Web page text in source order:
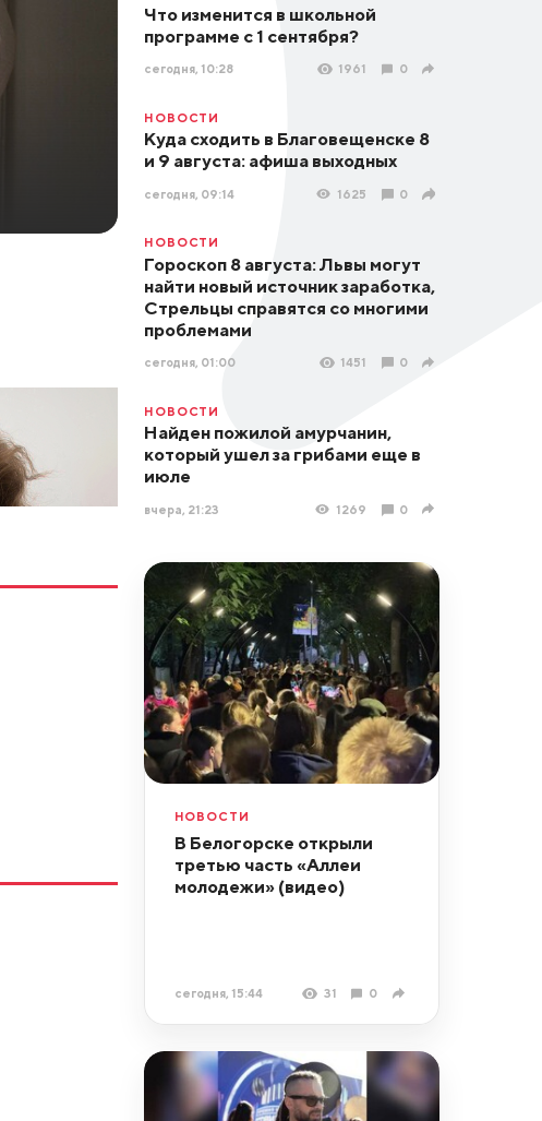
Что изменится в школьной
программе с 1 сентября?
сегодня, 10:28 1961 0
НОВОСТИ
Куда сходить в Благовещенске 8
и 9 августа: афиша выходных
сегодня, 09:14 1625 0
НОВОСТИ
Гороскоп 8 августа: Львы могут
найти новый источник заработка,
Стрельцы справятся со многими
проблемами
сегодня, 01:00 1451 0
НОВОСТИ
Найден пожилой амурчанин,
который ушел за грибами еще в
июле
вчера, 21:23 1269 0
НОВОСТИ
В Белогорске открыли
третью часть «Аллеи
молодежи» (видео)
сегодня, 15:44 31 0